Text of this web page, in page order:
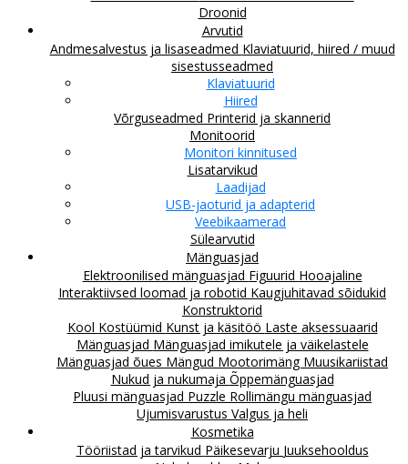
Droonid
Arvutid
Andmesalvestus ja lisaseadmed Klaviatuurid, hiired / muud
sisestusseadmed
Klaviatuurid
Hiired
Võrguseadmed Printerid ja skannerid
Monitoorid
Monitori kinnitused
Lisatarvikud
Laadijad
USB-jaoturid ja adapterid
Veebikaamerad
Sülearvutid
Mänguasjad
Elektroonilised mänguasjad Figuurid Hooajaline
Interaktiivsed loomad ja robotid Kaugjuhitavad sõidukid
Konstruktorid
Kool Kostüümid Kunst ja käsitöö Laste aksessuaarid
Mänguasjad Mänguasjad imikutele ja väikelastele
Mänguasjad õues Mängud Mootorimäng Muusikariistad
Nukud ja nukumaja Õppemänguasjad
Pluusi mänguasjad Puzzle Rollimängu mänguasjad
Ujumisvarustus Valgus ja heli
Kosmetika
Tööriistad ja tarvikud Päikesevarju Juuksehooldus